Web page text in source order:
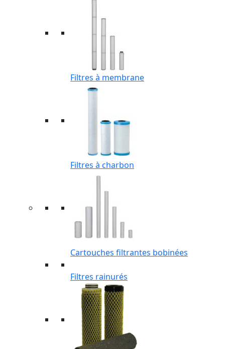
Filtres à membrane
Filtres à charbon
Cartouches filtrantes bobinées
Filtres rainurés